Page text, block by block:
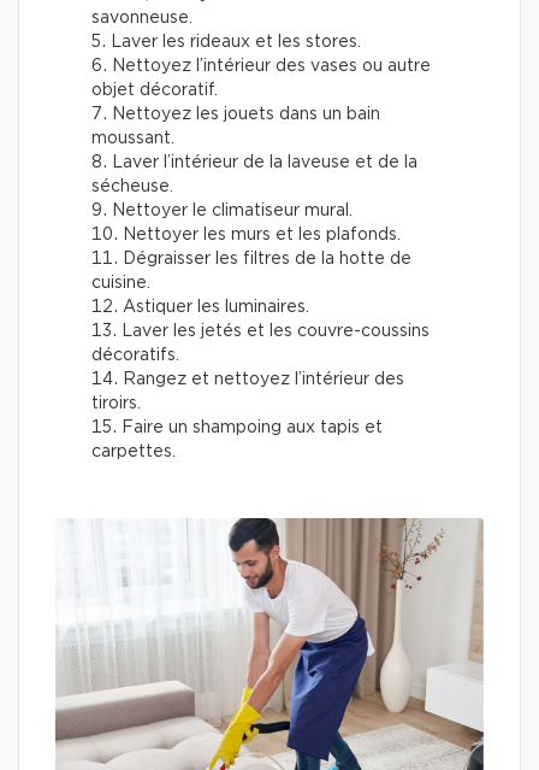
savonneuse.
Laver les rideaux et les stores.
Nettoyez l’intérieur des vases ou autre
objet décoratif.
Nettoyez les jouets dans un bain
moussant.
Laver l’intérieur de la laveuse et de la
sécheuse.
Nettoyer le climatiseur mural.
Nettoyer les murs et les plafonds.
Dégraisser les filtres de la hotte de
cuisine.
Astiquer les luminaires.
Laver les jetés et les couvre-coussins
décoratifs.
Rangez et nettoyez l’intérieur des
tiroirs.
Faire un shampoing aux tapis et
carpettes.